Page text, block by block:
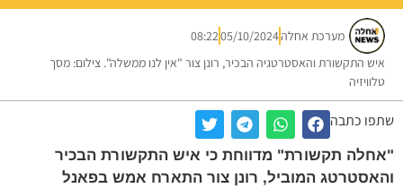
מערכת אחלה05/10/2024
08:22
איש התקשורת והאסטרטגיה הבכיר, רונן צור "אין לנו ממשלה". צילום: מסך
טלוויזיה
שתפו כתבה
"אחלה תקשורת" מדווחת כי איש התקשורת הבכיר
והאסטרטג המוביל, רונן צור התארח אמש בפאנל